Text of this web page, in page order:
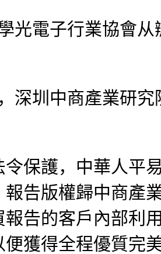
電子行業協會从
圳中商產業研究
護，中華人平易
告版權歸中商產
告的客戶內部利
獲得全程優質完